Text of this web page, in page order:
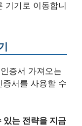
기기로 이동합니
증서 가져오는
서를 사용할 수
있는 전략을 지금